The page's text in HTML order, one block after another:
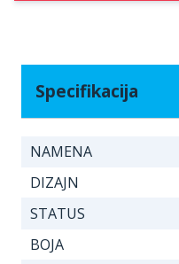
Specifikacija
NAMENA
DIZAJN
STATUS
BOJA